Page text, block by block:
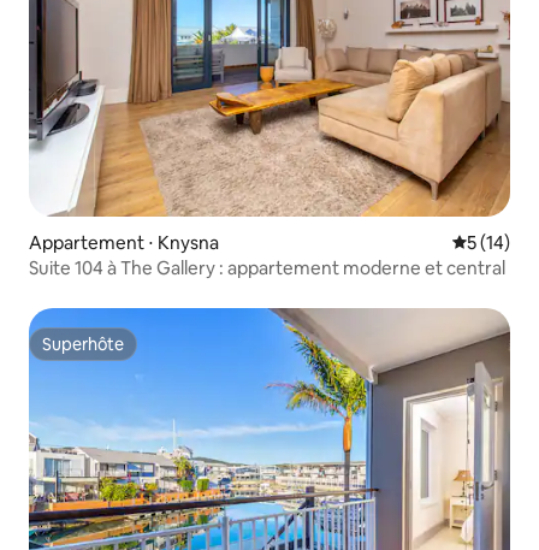
Appartement ⋅ Knysna
5 (14)
Suite 104 à The Gallery : appartement moderne et central
Superhôte
Superhôte